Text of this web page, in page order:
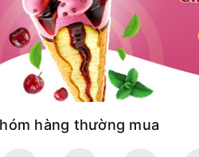
hàng thường mua